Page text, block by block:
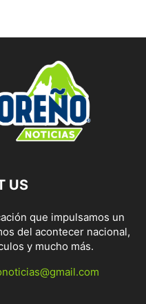
US
que impulsamos un
del acontecer nacional,
y mucho más.